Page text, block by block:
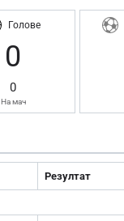
Голове
0
0
На мач
Резултат